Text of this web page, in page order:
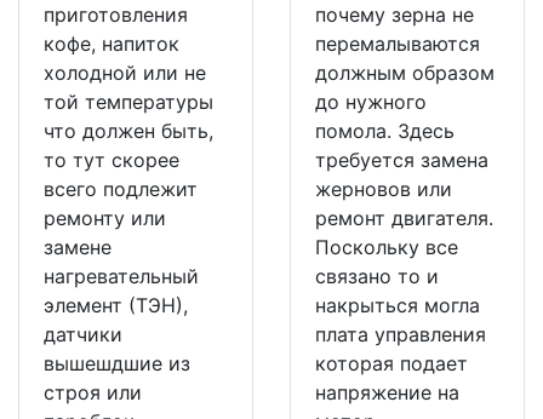
приготовления
кофе, напиток
холодной или не
той температуры
что должен быть,
то тут скорее
всего подлежит
ремонту или
замене
нагревательный
элемент (ТЭН),
датчики
вышешдшие из
строя или
почему зерна не
перемалываются
должным образом
до нужного
помола. Здесь
требуется замена
жерновов или
ремонт двигателя.
Поскольку все
связано то и
накрыться могла
плата управления
которая подает
напряжение на